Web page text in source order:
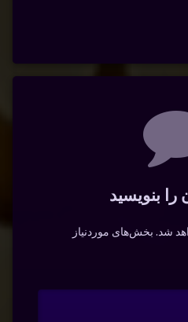
را بنویسید
شد. بخش‌های موردنیاز